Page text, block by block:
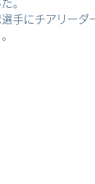
。
手にチアリーダ